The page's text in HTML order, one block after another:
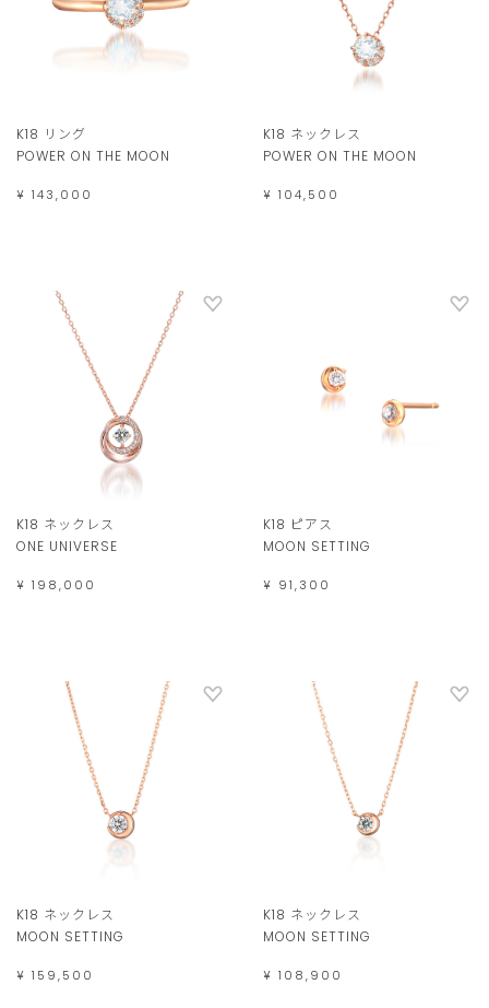
K18 リング
POWER ON THE MOON
¥ 143,000
K18 ネックレス
POWER ON THE MOON
¥ 104,500
K18 ネックレス
ONE UNIVERSE
¥ 198,000
K18 ピアス
MOON SETTING
¥ 91,300
K18 ネックレス
MOON SETTING
¥ 159,500
K18 ネックレス
MOON SETTING
¥ 108,900